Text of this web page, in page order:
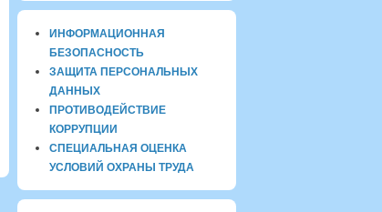
ИНФОРМАЦИОННАЯ
БЕЗОПАСНОСТЬ
ЗАЩИТА ПЕРСОНАЛЬНЫХ
ДАННЫХ
ПРОТИВОДЕЙСТВИЕ
КОРРУПЦИИ
СПЕЦИАЛЬНАЯ ОЦЕНКА
УСЛОВИЙ ОХРАНЫ ТРУДА